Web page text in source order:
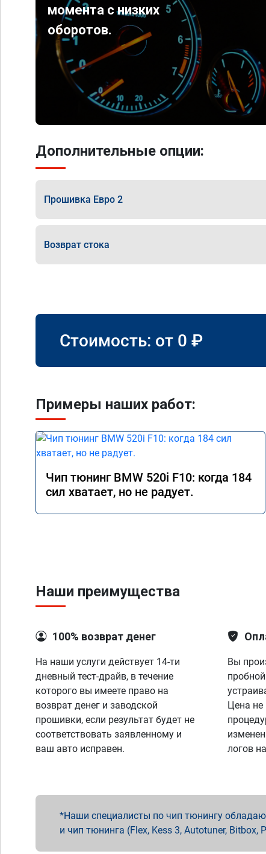
момента с низких
оборотов.
Дополнительные опции:
Прошивка Евро 2
Возврат стока
Стоимость: от 0 ₽
Примеры наших работ:
Чип тюнинг BMW 520i F10: когда 184
сил хватает, но не радует.
Наши преимущества
100% возврат денег
На наши услуги действует 14-ти
дневный тест-драйв, в течение
которого вы имеете право на
возврат денег и заводской
прошивки, если результат будет не
соответствовать заявленному и
ваш авто исправен.
Вы
Цена не
логов
Наши специалисты по чип тюнингу
и чип тюнинга (Flex, Kess 3, Autotuner, Bitbox,